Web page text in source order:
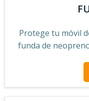
Protege tu móvil
funda de